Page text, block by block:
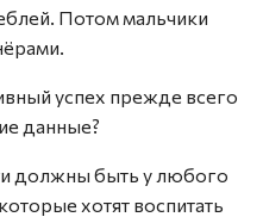
Потом мальчики
успех прежде всего
данные?
должны быть у любого
хотят воспитать